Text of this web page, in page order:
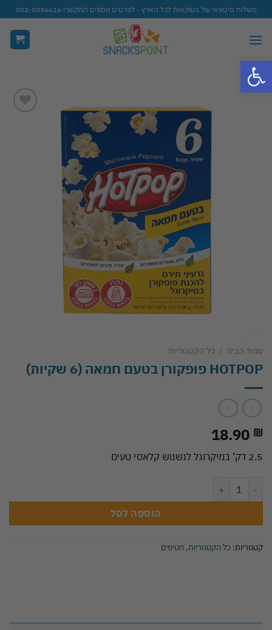
פתח סרגל נגישות
Skip
to
content
משלוח סיטונאי של משקאות לכל הארץ - לפרטים נוספים התקשרו 052-5036616
עמוד הבית / כל הקטגוריות
HOTPOP פופקורן בטעם חמאה (6 שקיות)
18.90 ₪
2.5 דק’ במיקרוגל לנשנוש קלאסי טעים
כמות של HOTPOP פופקורן בטעם חמאה (6 שקיות)
הוספה לסל
קטגוריות: כל הקטגוריות, חטיפים